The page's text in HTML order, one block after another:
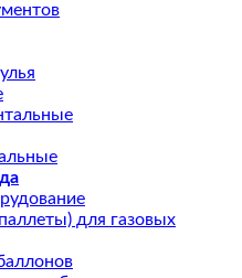
для газовых